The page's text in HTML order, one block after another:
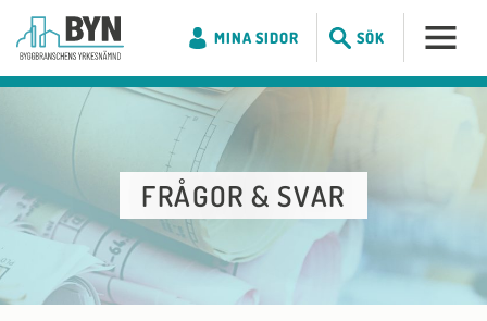
MINA SIDOR SÖK
FRÅGOR & SVAR